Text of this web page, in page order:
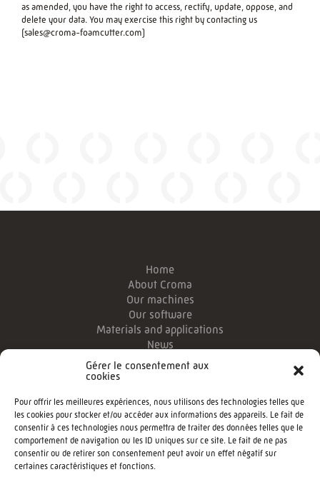
Gérer le consentement aux
cookies
Pour offrir les meilleures expériences, nous utilisons des technologies telles que
les cookies pour stocker et/ou accéder aux informations des appareils. Le fait de
consentir à ces technologies nous permettra de traiter des données telles que le
comportement de navigation ou les ID uniques sur ce site. Le fait de ne pas
consentir ou de retirer son consentement peut avoir un effet négatif sur
certaines caractéristiques et fonctions.
as amended, you have the right to access, rectify, update, oppose, and
delete your data. You may exercise this right by contacting us
(sales@croma-foamcutter.com)
Home
About Croma
Our machines
Our software
Materials and applications
News
Legal information
Login Customizer
CROMA Foam Processing Techonologies
Phone:
CONTACT US